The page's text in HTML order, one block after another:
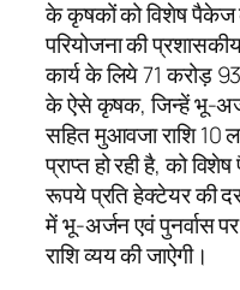
के कृषकों को विशेष पैकेज
परियोजना की
कार्य के लिये 71 करोड़
के ऐसे कृषक, जिन्हें भू-
सहित मुआवजा राशि
प्राप्त हो रही है, को
रूपये प्रति हेक्टेयर की
में भू-अर्जन एवं पुनर्वास
राशि व्यय की जाऐगी।